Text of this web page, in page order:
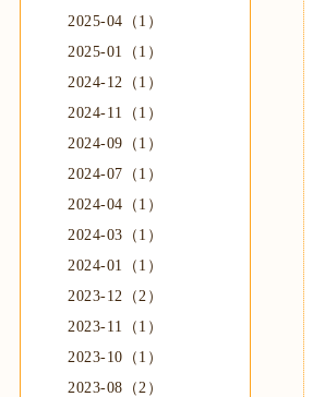
2025-04（1）
2025-01（1）
2024-12（1）
2024-11（1）
2024-09（1）
2024-07（1）
2024-04（1）
2024-03（1）
2024-01（1）
2023-12（2）
2023-11（1）
2023-10（1）
2023-08（2）